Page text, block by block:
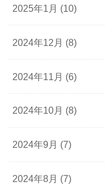
2025年1月 (10)
2024年12月 (8)
2024年11月 (6)
2024年10月 (8)
2024年9月 (7)
2024年8月 (7)